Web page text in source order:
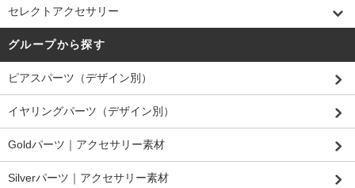
セレクトアクセサリー
グループから探す
ピアスパーツ（デザイン別）
イヤリングパーツ（デザイン別）
Goldパーツ｜アクセサリー素材
Silverパーツ｜アクセサリー素材